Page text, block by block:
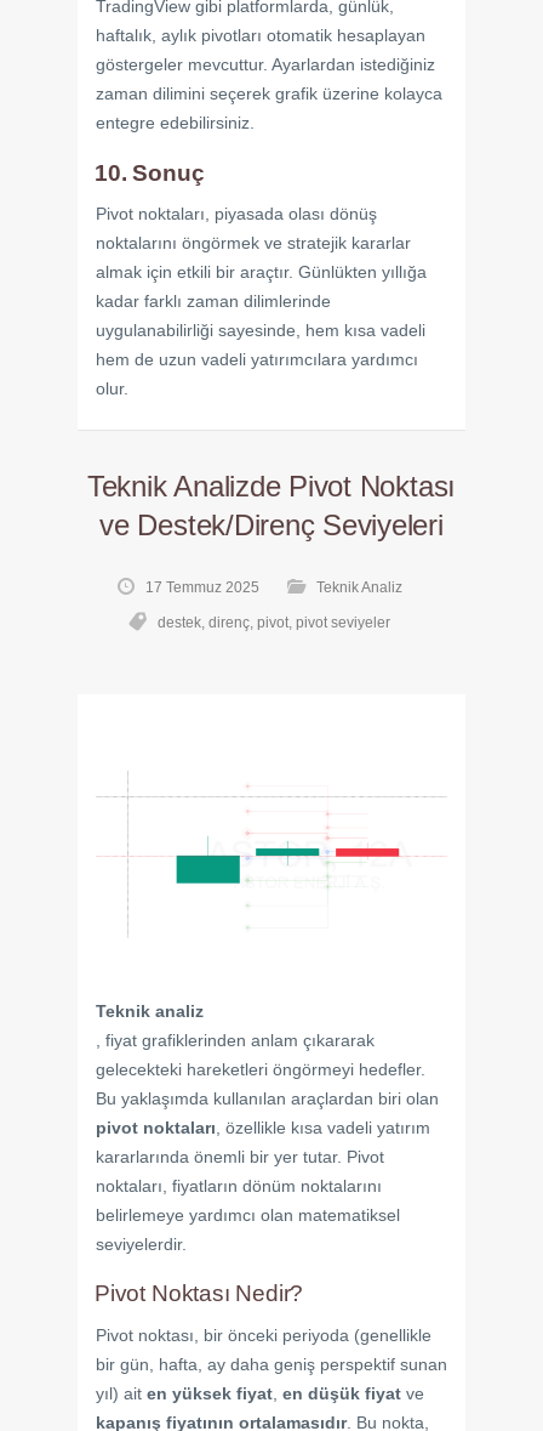
TradingView gibi platformlarda, günlük,
haftalık, aylık pivotları otomatik hesaplayan
göstergeler mevcuttur. Ayarlardan istediğiniz
zaman dilimini seçerek grafik üzerine kolayca
entegre edebilirsiniz.
10. Sonuç
Pivot noktaları, piyasada olası dönüş
noktalarını öngörmek ve stratejik kararlar
almak için etkili bir araçtır. Günlükten yıllığa
kadar farklı zaman dilimlerinde
uygulanabilirliği sayesinde, hem kısa vadeli
hem de uzun vadeli yatırımcılara yardımcı
olur.
Teknik Analizde Pivot Noktası
ve Destek/Direnç Seviyeleri
17 Temmuz 2025 Teknik Analiz
destek, direnç, pivot, pivot seviyeler
Teknik analiz
, fiyat grafiklerinden anlam çıkararak
gelecekteki hareketleri öngörmeyi hedefler.
Bu yaklaşımda kullanılan araçlardan biri olan
pivot noktaları , özellikle kısa vadeli yatırım
kararlarında önemli bir yer tutar. Pivot
noktaları, fiyatların dönüm noktalarını
belirlemeye yardımcı olan matematiksel
seviyelerdir.
Pivot Noktası Nedir?
Pivot noktası, bir önceki periyoda (genellikle
bir gün, hafta, ay daha geniş perspektif sunan
yıl) ait en yüksek fiyat en düşük fiyat ve
kapanış fiyatının ortalamasıdır. Bu nokta,